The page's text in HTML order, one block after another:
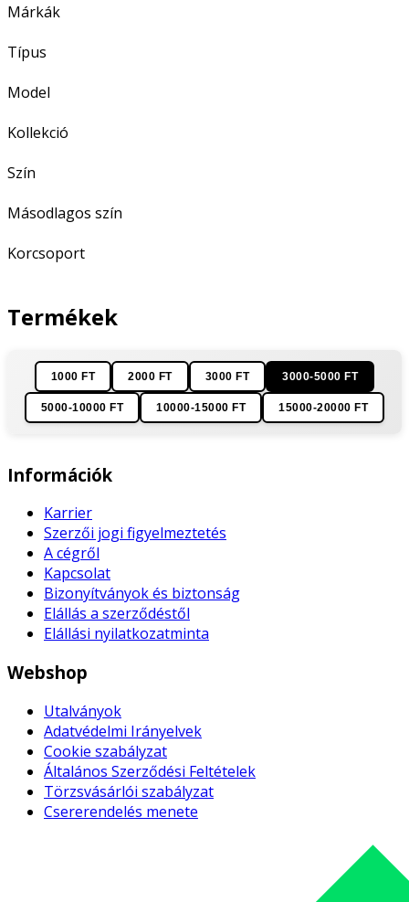
Márkák
Típus
Model
Kollekció
Szín
Másodlagos szín
Korcsoport
Termékek
1000 FT 2000 FT 3000 FT 3000-5000 FT
5000-10000 FT 10000-15000 FT 15000-20000 FT
Információk
Karrier
Szerzői jogi figyelmeztetés
A cégről
Kapcsolat
Bizonyítványok és biztonság
Elállás a szerződéstől
Elállási nyilatkozatminta
Webshop
Utalványok
Adatvédelmi Irányelvek
Cookie szabályzat
Általános Szerződési Feltételek
Törzsvásárlói szabályzat
Csererendelés menete